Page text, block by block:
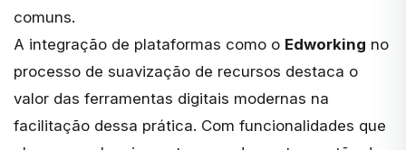
comuns.
A integração de plataformas como o Edworking no
processo de suavização de recursos destaca o
valor das ferramentas digitais modernas na
facilitação dessa prática. Com funcionalidades que